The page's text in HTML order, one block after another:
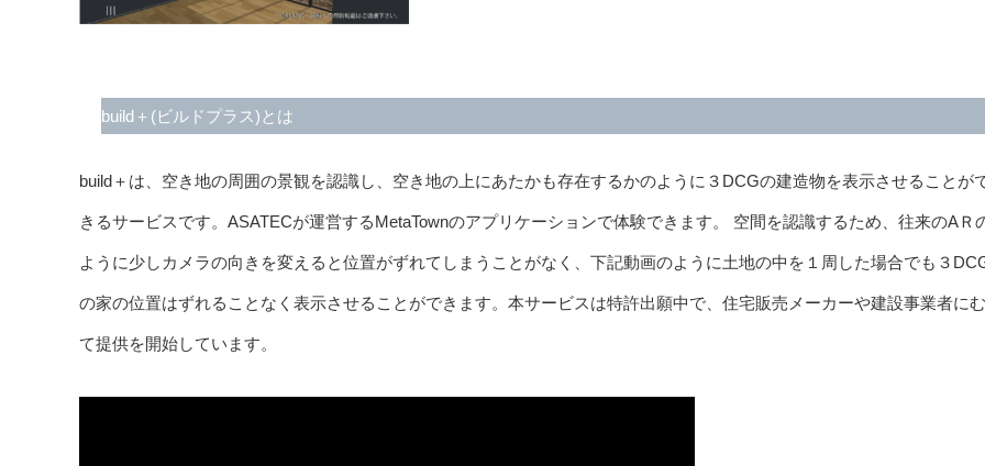
build＋(ビルドプラス)とは
build＋は、空き地の周囲の景観を認識し、空き地の上にあたかも存在するかのように３DCGの建造物を表示させることが
きるサービスです。ASATECが運営するMetaTownのアプリケーションで体験できます。 空間を認識するため、往来のAＲ
ように少しカメラの向きを変えると位置がずれてしまうことがなく、下記動画のように土地の中を１周した場合でも３
の家の位置はずれることなく表示させることができます。本サービスは特許出願中で、住宅販売メーカーや建設事業者に
て提供を開始しています。